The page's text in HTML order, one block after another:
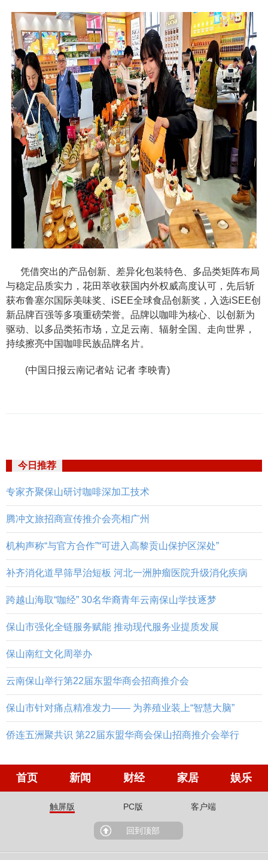
凭借突出的产品创新、差异化包装特色、多品类矩阵布局
与稳定品质实力，花田萃收获国内外权威高度认可，先后斩
获布鲁塞尔国际美味奖、iSEE全球食品创新奖，入选iSEE创
新品牌百强等多项重磅荣誉。品牌以咖啡为核心、以创新为
驱动、以多品类拓市场，立足云南、辐射全国、走向世界，
持续擦亮中国咖啡民族品牌名片。
(中国日报云南记者站 记者 李映青)
今日推荐
专家齐聚保山研讨咖啡深加工技术
腾冲文旅招商宣传推介会亮相广州
机构声称“与官方合作”“可进入高黎贡山保护区深处”
补齐消化道早筛早治短板 河北一洲肿瘤医院升级消化疾病
跨越山海取“咖经” 30名华裔青年云南保山学技逐梦
保山市强化全链服务赋能 推动现代服务业提质发展
保山南红文化周举办
云南保山举行第22届东盟华商会招商推介会
保山市针对痛点精准发力—— 为养殖业装上“智慧大脑”
侨连五洲聚共识 第22届东盟华商会保山招商推介会举行
首页 新闻 财经 家居 娱乐
触屏版 PC版 客户端
回到顶部